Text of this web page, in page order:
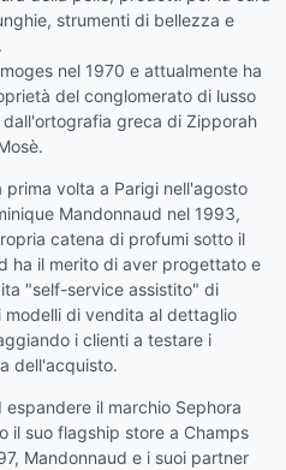
strumenti di bellezza e
nel 1970 e attualmente ha
del conglomerato di lusso
dall'ortografia greca di Zipporah
volta a Parigi nell'agosto
Mandonnaud nel 1993,
catena di profumi sotto il
ha il merito di aver progettato e
"self-service assistito" di
modelli di vendita al dettaglio
i clienti a testare i
dell'acquisto.
il marchio Sephora
il suo flagship store a Champs
Mandonnaud e i suoi partner